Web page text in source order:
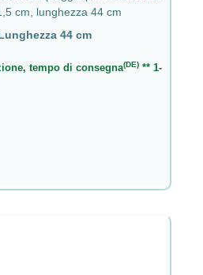
cm, lunghezza 44 cm
Lunghezza 44 cm
tempo di consegna(DE)** 1-